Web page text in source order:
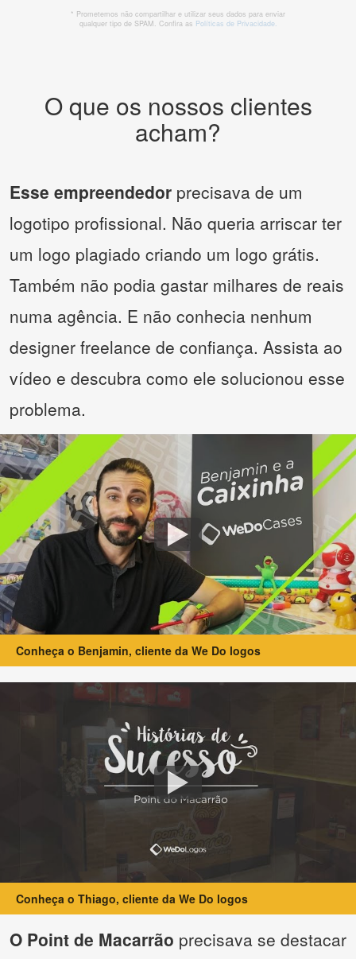
* Prometemos não compartilhar e utilizar seus dados para enviar
qualquer tipo de SPAM. Confira as Políticas de Privacidade.
O que os nossos clientes
acham?
Esse empreendedor precisava de um
logotipo profissional. Não queria arriscar ter
um logo plagiado criando um logo grátis.
Também não podia gastar milhares de reais
numa agência. E não conhecia nenhum
designer freelance de confiança. Assista ao
vídeo e descubra como ele solucionou esse
problema.
Conheça o Benjamin, cliente da We Do logos
Conheça o Thiago, cliente da We Do logos
O Point de Macarrão precisava se destacar